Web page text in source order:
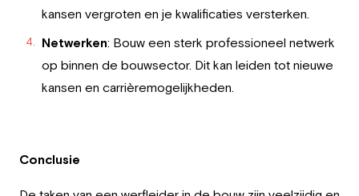
kansen vergroten en je kwalificaties versterken.
Netwerken: Bouw een sterk professioneel netwerk
op binnen de bouwsector. Dit kan leiden tot nieuwe
kansen en carrièremogelijkheden.
Conclusie